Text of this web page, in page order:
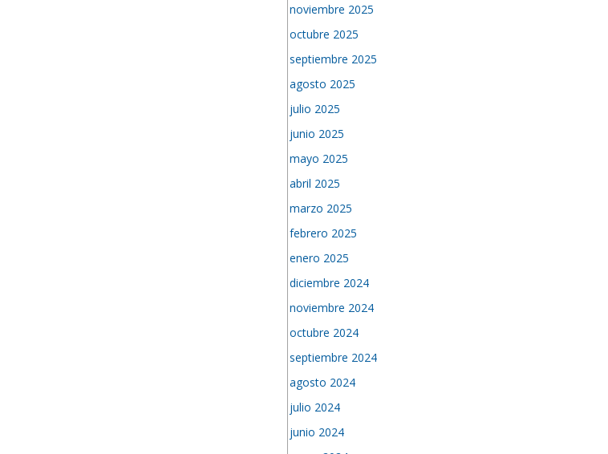
noviembre 2025
octubre 2025
septiembre 2025
agosto 2025
julio 2025
junio 2025
mayo 2025
abril 2025
marzo 2025
febrero 2025
enero 2025
diciembre 2024
noviembre 2024
octubre 2024
septiembre 2024
agosto 2024
julio 2024
junio 2024